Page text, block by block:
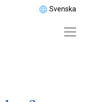
Svenska